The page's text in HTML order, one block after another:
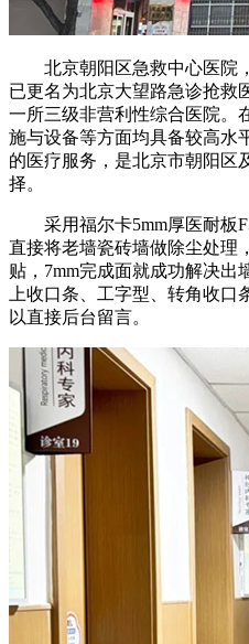
北京朝阳区急救中心医院
已更名为北京大望路急诊抢救
一所三级非营利性综合医院。
施与设备等方面均具备较高水
的医疗服务，是北京市朝阳区
择。
采用福尔卡5mm厚医耐板
直接将老墙瓷砖墙做除尘处理
贴，7mm完成面就成功解决出
上收口条、工字型、转角收
以直接后台留言。